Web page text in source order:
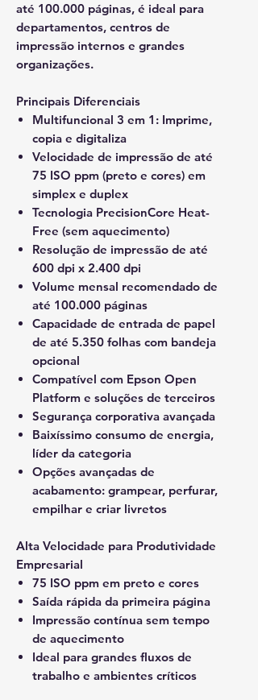
até 100.000 páginas, é ideal para
departamentos, centros de
impressão internos e grandes
organizações.
Principais Diferenciais
Multifuncional 3 em 1: Imprime,
copia e digitaliza
Velocidade de impressão de até
75 ISO ppm (preto e cores) em
simplex e duplex
Tecnologia PrecisionCore Heat-
Free (sem aquecimento)
Resolução de impressão de até
600 dpi x 2.400 dpi
Volume mensal recomendado de
até 100.000 páginas
Capacidade de entrada de papel
de até 5.350 folhas com bandeja
opcional
Compatível com Epson Open
Platform e soluções de terceiros
Segurança corporativa avançada
Baixíssimo consumo de energia,
líder da categoria
Opções avançadas de
acabamento: grampear, perfurar,
empilhar e criar livretos
Alta Velocidade para Produtividade
Empresarial
75 ISO ppm em preto e cores
Saída rápida da primeira página
Impressão contínua sem tempo
de aquecimento
Ideal para grandes fluxos de
trabalho e ambientes críticos